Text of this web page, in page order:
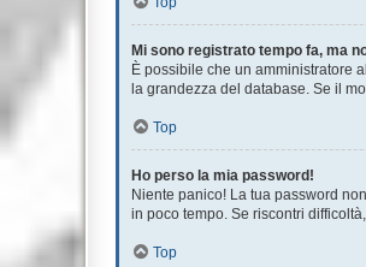
Mi sono registrato tempo fa, ma
È possibile che un amministratore
la grandezza del database. Se il
Top
Ho perso la mia password!
Niente panico! La tua password
in poco tempo. Se riscontri
Top